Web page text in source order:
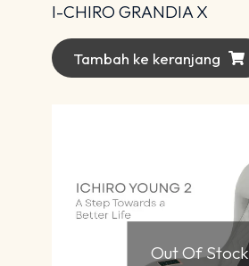
I-CHIRO GRANDIA X
Tambah ke keranjang
Out Of Stock